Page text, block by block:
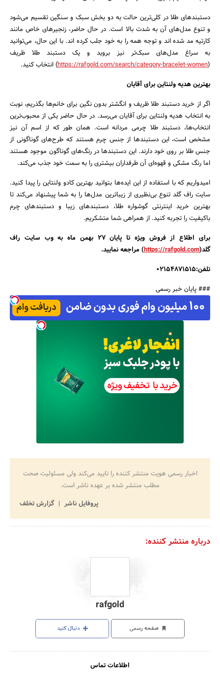
دستبندهای طلا در کلی‌ترین حالت به دو بخش سبک و سنگین تقسیم می‌شود
و تنوع مدل‌های آن به شدت بالا است. در حال حاضر، زنجیرهای خاص مانند
کارتیه مد شده اند و توجه همه را به خود جلب کرده اند. با این حال، می‌توانید
به سراغ مدل‌های سبک‌تر نیز بروید و یک دستبند طلا ظریف
(
https://rafgold.com/search/category-bracelet-women) انتخاب کنید.
بهترین هدیه ولنتاین برای آقایان
اگر از خرید دستبند طلا ظریف و انگشتر بدون نگین برای خانم‌ها بگذریم، نوبت
به انتخاب هدیه ولنتاین برای آقایان می‌رسد. در حال حاضر یکی از محبوب‌ترین
انتخاب‌ها، دستبند طلا چرمی مردانه است. همان طور که از اسم آن نیز
مشخص است، این دستبندها از جنس چرم هستند که طرح‌های گوناگونی از
جنس طلا بر روی خود دارند. این دستبندها در رنگ‌های گوناگون موجود هستند
اما رنگ مشکی و قهوه‌ای آن طرفداران بیشتری را به سمت خود جذب می‌کند.
امیدواریم که با استفاده از این ایده‌ها بتوانید بهترین کادو ولنتاین را پیدا کنید.
سایت راف گلد تنوع بی‌نظیری از زیباترین مدل‌ها را به شما پیشنهاد می‌کند تا
بهترین خرید اینترنتی گوشواره طلا، دستبندهای زیبا و دستبندهای چرم
باکیفیت را تجربه کنید. از همراهی شما متشکریم.
برای اطلاع از فروش ویژه تا پایان 27 بهمن ماه به وب سایت راف
گلد(
https://rafgold.com
)مراجعه نمایید.
تلفن:02154871515
### پایان خبر رسمی
اخبار رسمی هویت منتشر کننده را تایید می‌کند ولی مسئولیت صحت
مطلب منتشر شده بر عهده ناشر است.
پروفایل ناشر
گزارش تخلف
درباره منتشر کننده:
rafgold
صفحه رسمی دنبال کنید
اطلاعات تماس